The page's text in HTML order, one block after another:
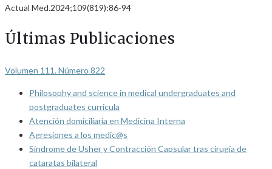
Actual Med.2024;109(819):86-94
Últimas Publicaciones
Volumen 111. Número 822
Philosophy and science in medical undergraduates and
postgraduates curricula
Atención domiciliaria en Medicina Interna
Agresiones a los medic@s
Síndrome de Usher y Contracción Capsular tras cirugía de
cataratas bilateral